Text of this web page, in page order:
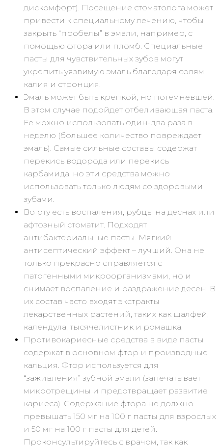
дискомфорт). Посещение стоматолога может
привести к специальному лечению, чтобы
закрыть “пробелы” в эмали, например, с
помощью фтора или пломб. Специальные
пасты для чувствительных зубов могут
укрепить уязвимую эмаль благодаря солям
калия и стронция.
Эмаль может быть крепкой, но потемневшей.
В этом случае подойдет отбеливающая паста.
Ее можно использовать один-два раза в
неделю (большее количество повреждает
эмаль). Самые сильные составы содержат
перекись водорода или перекись
карбамида, но эти средства можно
использовать только людям со здоровыми
зубами.
Во рту есть воспаления, рубцы на деснах или
афтозный стоматит. Подходят
антибактериальные пасты. Мягкий
антисептический эффект – лучший. Она не
только прекрасно справляется с
патогенными микроорганизмами, но и
снимает воспаление и раздражение десен. В
их состав часто входят экстракты
лекарственных растений, таких как шалфей,
календула, тысячелистник и ромашка.
Противокариесные средства в виде пасты
содержат в основном фтор и производные
кальция. Фтор используется для
“заживления” зубной эмали (запечатывает
микротрещины и предотвращает развитие
кариеса). Содержание фтора не должно
превышать 150 мг на 100 г пасты для взрослых
и 50 мг на 100 г пасты для детей.
Проконсультируйтесь с врачом, так как